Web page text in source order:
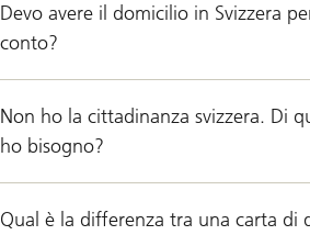
Devo avere il domicilio in Svizzera
conto?
Non ho la cittadinanza svizzera. Di
ho bisogno?
Qual è la differenza tra una carta di